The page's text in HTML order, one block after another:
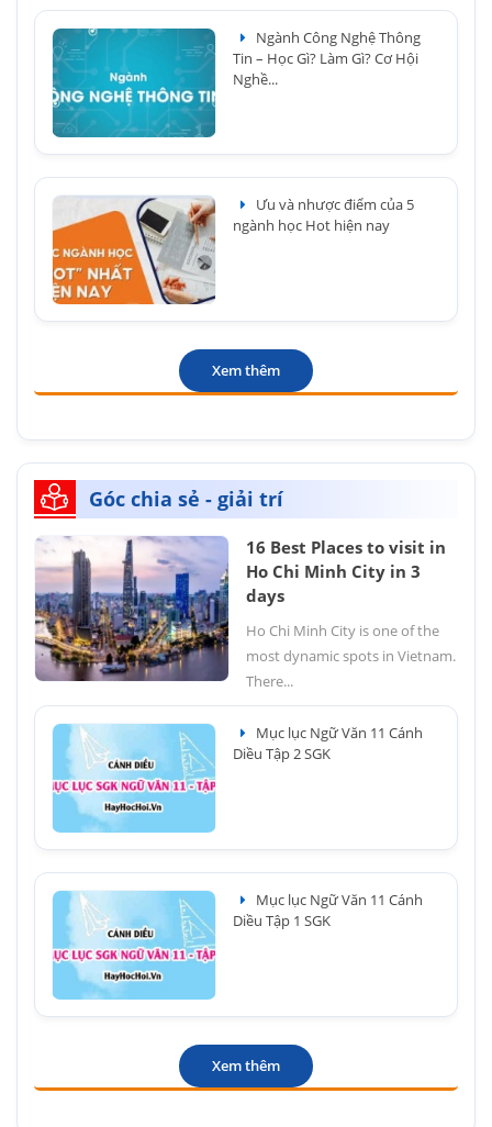
Ngành Công Nghệ Thông
Tin – Học Gì? Làm Gì? Cơ Hội
Nghề...
Ưu và nhược điểm của 5
ngành học Hot hiện nay
Xem thêm
Góc chia sẻ - giải trí
16 Best Places to visit in
Ho Chi Minh City in 3
days
Ho Chi Minh City is one of the
most dynamic spots in Vietnam.
There...
Mục lục Ngữ Văn 11 Cánh
Diều Tập 2 SGK
Mục lục Ngữ Văn 11 Cánh
Diều Tập 1 SGK
Xem thêm